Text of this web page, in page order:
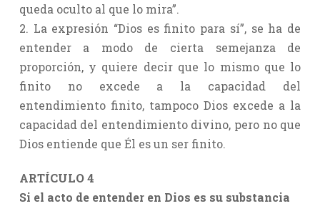
queda oculto al que lo mira”.
2. La expresión “Dios es finito para sí”, se ha de
entender a modo de cierta semejanza de
proporción, y quiere decir que lo mismo que lo
finito no excede a la capacidad del
entendimiento finito, tampoco Dios excede a la
capacidad del entendimiento divino, pero no que
Dios entiende que Él es un ser finito.
ARTÍCULO 4
Si el acto de entender en Dios es su substancia